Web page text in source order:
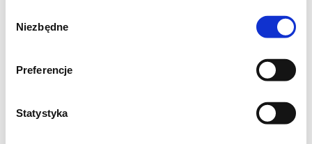
zgody
Niezbędne
Preferencje
Statystyka